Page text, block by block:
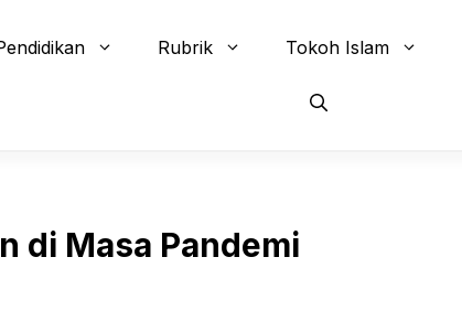
Rubrik Tokoh Islam
di Masa Pandemi